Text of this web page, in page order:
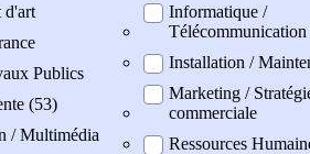
d'art
Publics
(53)
/ Multimédia
Informatique /
Télécommunication
Installation /
Marketing /
commerciale
Ressources